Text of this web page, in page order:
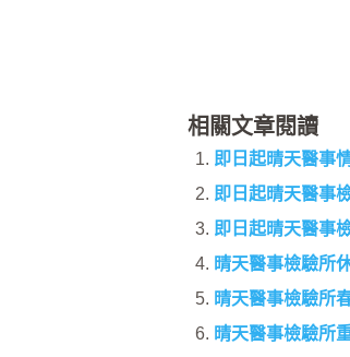
相關文章閱讀
即日起晴天醫事
即日起晴天醫事
即日起晴天醫事
晴天醫事檢驗所
晴天醫事檢驗所
晴天醫事檢驗所